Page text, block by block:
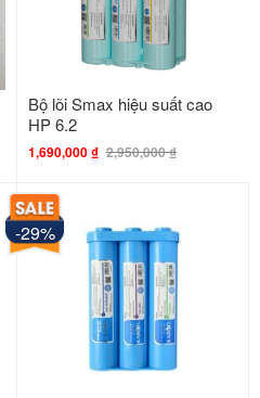
Bộ lõi Smax hiệu suất cao
HP 6.2
1,690,000₫ 2,950,000₫
-29%